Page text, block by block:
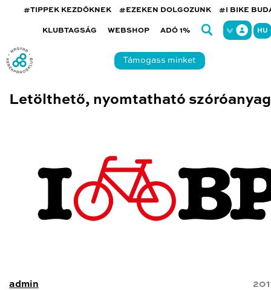
#TIPPEK KEZDŐKNEK #EZEKEN DOLGOZUNK #I BIKE
KLUBTAGSÁG WEBSHOP ADÓ 1% HU
Támogass minket
Letölthető, nyomtatható
admin